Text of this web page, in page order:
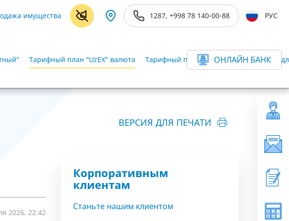
имущества 1287, +998 78 140-00-88 РУС
Тарифный план "UzEX" валюта Тарифный план "UzEX" (сум) Тарифы
ОНЛАЙН БАНК
ВЕРСИЯ ДЛЯ ПЕЧАТИ
2026, 22:42
Корпоративным
клиентам
Станьте нашим клиентом